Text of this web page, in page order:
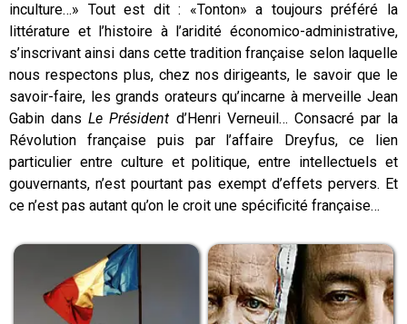
inculture…» Tout est dit : «Tonton» a toujours préféré la
littérature et l’histoire à l’aridité économico-administrative,
s’inscrivant ainsi dans cette tradition française selon laquelle
nous respectons plus, chez nos dirigeants, le savoir que le
savoir-faire, les grands orateurs qu’incarne à merveille Jean
Gabin dansLe Président d’Henri Verneuil… Consacré par la
Révolution française puis par l’affaire Dreyfus, ce lien
particulier entre culture et politique, entre intellectuels et
gouvernants, n’est pourtant pas exempt d’effets pervers. Et
ce n’est pas autant qu’on le croit une spécificité française…